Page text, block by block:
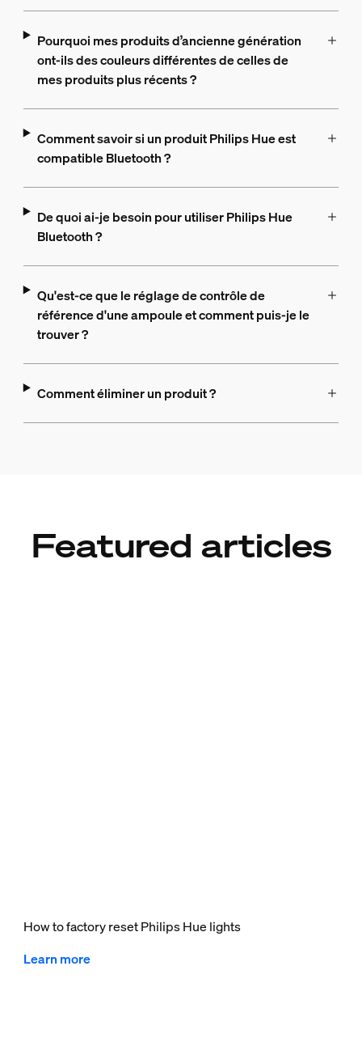
Pourquoi mes produits d’ancienne génération
ont-ils des couleurs différentes de celles de
mes produits plus récents ?
Comment savoir si un produit Philips Hue est
compatible Bluetooth ?
De quoi ai-je besoin pour utiliser Philips Hue
Bluetooth ?
Qu'est-ce que le réglage de contrôle de
référence d'une ampoule et comment puis-je le
trouver ?
Comment éliminer un produit ?
Featured articles
How to factory reset Philips Hue lights
Learn more